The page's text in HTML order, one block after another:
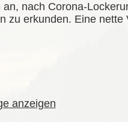
nach Corona-
zu erkunden. Eine nette
anzeigen